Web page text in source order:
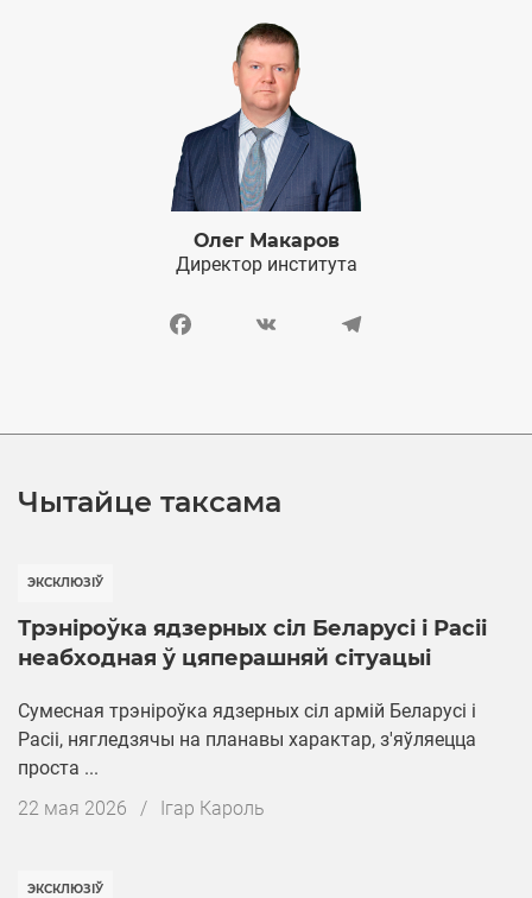
Олег Макаров
Директор института
Facebook VK Telegram
Чытайце таксама
ЭКСКЛЮЗІЎ
Трэніроўка ядзерных сіл Беларусі і Расіі
неабходная ў цяперашняй сітуацыі
Сумесная трэніроўка ядзерных сіл армій Беларусі і
Расіі, нягледзячы на планавы характар, з'яўляецца
проста ...
Дата
22 мая 2026 / Ігар Кароль
ЭКСКЛЮЗІЎ